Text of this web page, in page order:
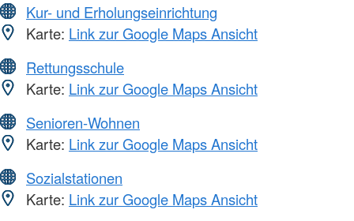
Kur- und Erholungseinrichtung
Karte: Link zur Google Maps Ansicht
Rettungsschule
Karte: Link zur Google Maps Ansicht
Senioren-Wohnen
Karte: Link zur Google Maps Ansicht
Sozialstationen
Karte: Link zur Google Maps Ansicht